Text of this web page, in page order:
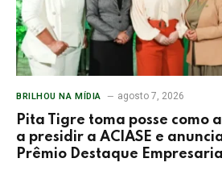
BRILHOU NA MÍDIA agosto 7, 2026
Pita Tigre toma posse como
a presidir a ACIASE e
Prêmio Destaque Empresarial